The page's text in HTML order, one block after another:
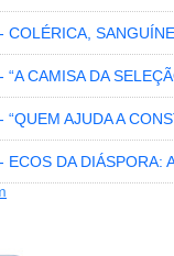
- COLÉRICA,
- “A CAMISA DA
- “QUEM AJUDA A
- ECOS DA DIÁSPORA: